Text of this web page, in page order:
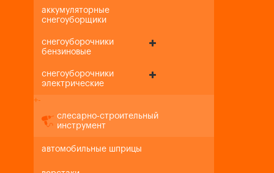
аккумуляторные
снегоуборщики
снегоуборочники
бензиновые
снегоуборочники
электрические
+-
слесарно-строительный
инструмент
автомобильные шприцы